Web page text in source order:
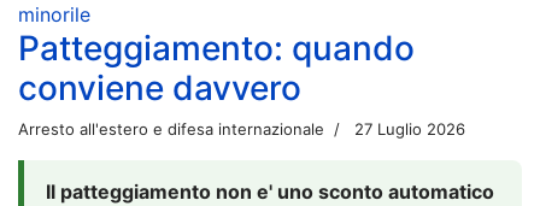
minorile
Patteggiamento: quando
conviene davvero
Arresto all'estero e difesa internazionale 27 Luglio 2026
Il patteggiamento non e' uno sconto automatico